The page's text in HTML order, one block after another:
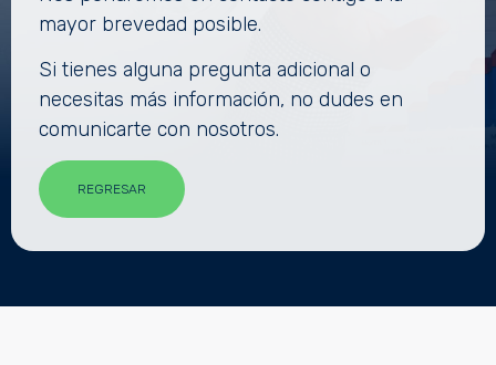
mayor brevedad posible.
Si tienes alguna pregunta adicional o
necesitas más información, no dudes en
comunicarte con nosotros.
REGRESAR